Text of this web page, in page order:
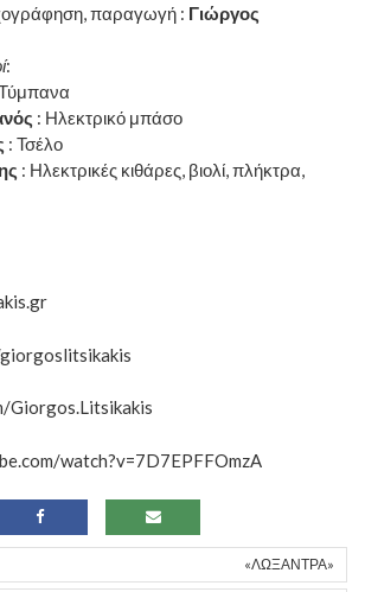
παραγωγή : Γιώργος
:
: Ηλεκτρικό μπάσο
: Τσέλο
: Ηλεκτρικές κιθάρες, βιολί, πλήκτρα,
Giorgos.Litsikakis
watch?v=7D7EPFFOmzA
«ΛΩΞΆΝΤΡΑ»